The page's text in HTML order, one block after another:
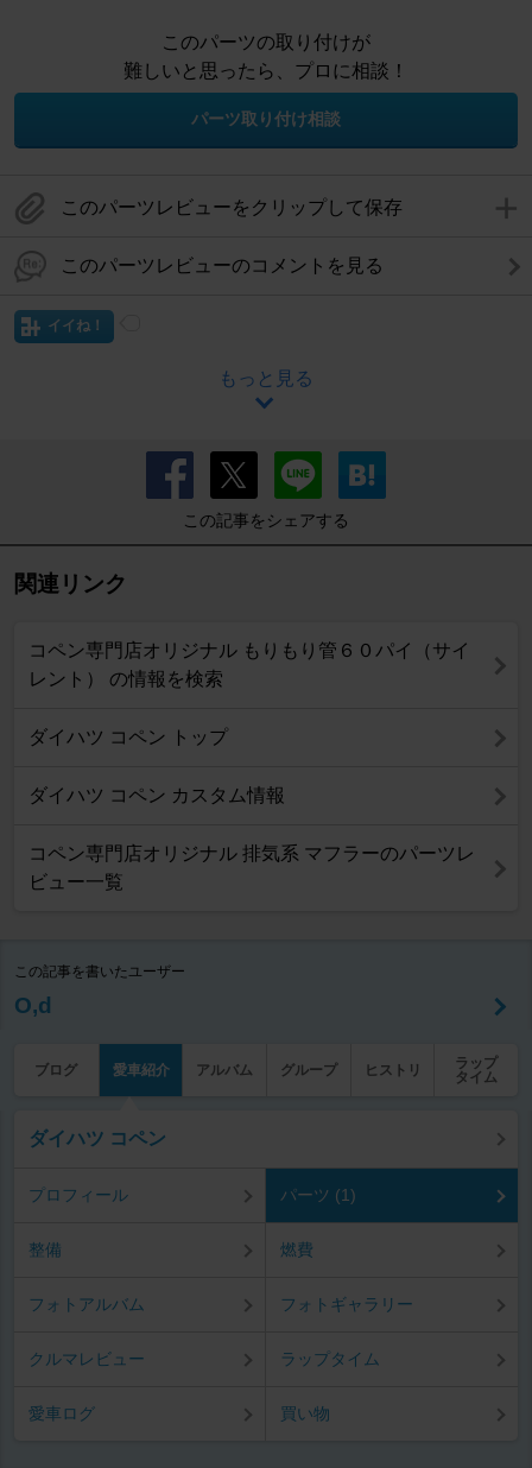
このパーツの取り付けが
難しいと思ったら、プロに相談！
パーツ取り付け相談
このパーツレビューをクリップして保存
このパーツレビューのコメントを見る
イイね！
もっと見る
この記事をシェアする
関連リンク
コペン専門店オリジナル もりもり管６０パイ（サイ
レント） の情報を検索
ダイハツ コペン トップ
ダイハツ コペン カスタム情報
コペン専門店オリジナル 排気系 マフラーのパーツレ
ビュー一覧
この記事を書いたユーザー
O,d
ブログ 愛車紹介 アルバム グループ ヒストリ
ラップ
タイム
ダイハツ コペン
プロフィール パーツ (1)
整備 燃費
フォトアルバム フォトギャラリー
クルマレビュー ラップタイム
愛車ログ 買い物